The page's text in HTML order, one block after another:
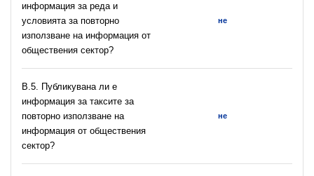
информация за реда и
условията за повторно
използване на информация от
обществения сектор?
не
В.5. Публикувана ли е
информация за таксите за
повторно използване на
информация от обществения
сектор?
не